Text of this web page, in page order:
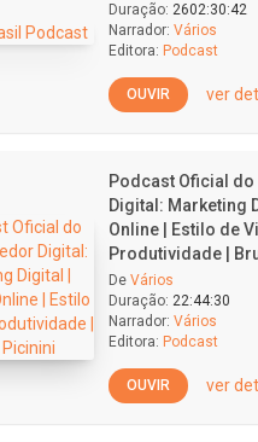
Duração: 2602:30:42
Narrador: Vários
Editora: Podcast
OUVIR ver
Podcast Oficial
Digital: Marketing
Online | Estilo de
Produtividade |
De Vários
Duração: 22:44:30
Narrador: Vários
Editora: Podcast
OUVIR ver